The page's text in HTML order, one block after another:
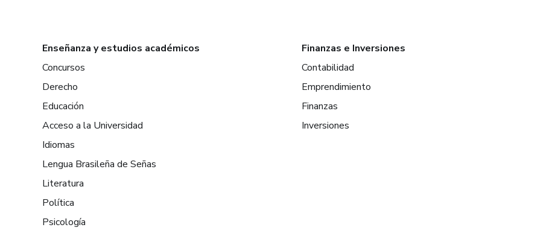
Enseñanza y estudios académicos
Concursos
Derecho
Educación
Acceso a la Universidad
Idiomas
Lengua Brasileña de Señas
Literatura
Política
Psicología
Finanzas e Inversiones
Contabilidad
Emprendimiento
Finanzas
Inversiones